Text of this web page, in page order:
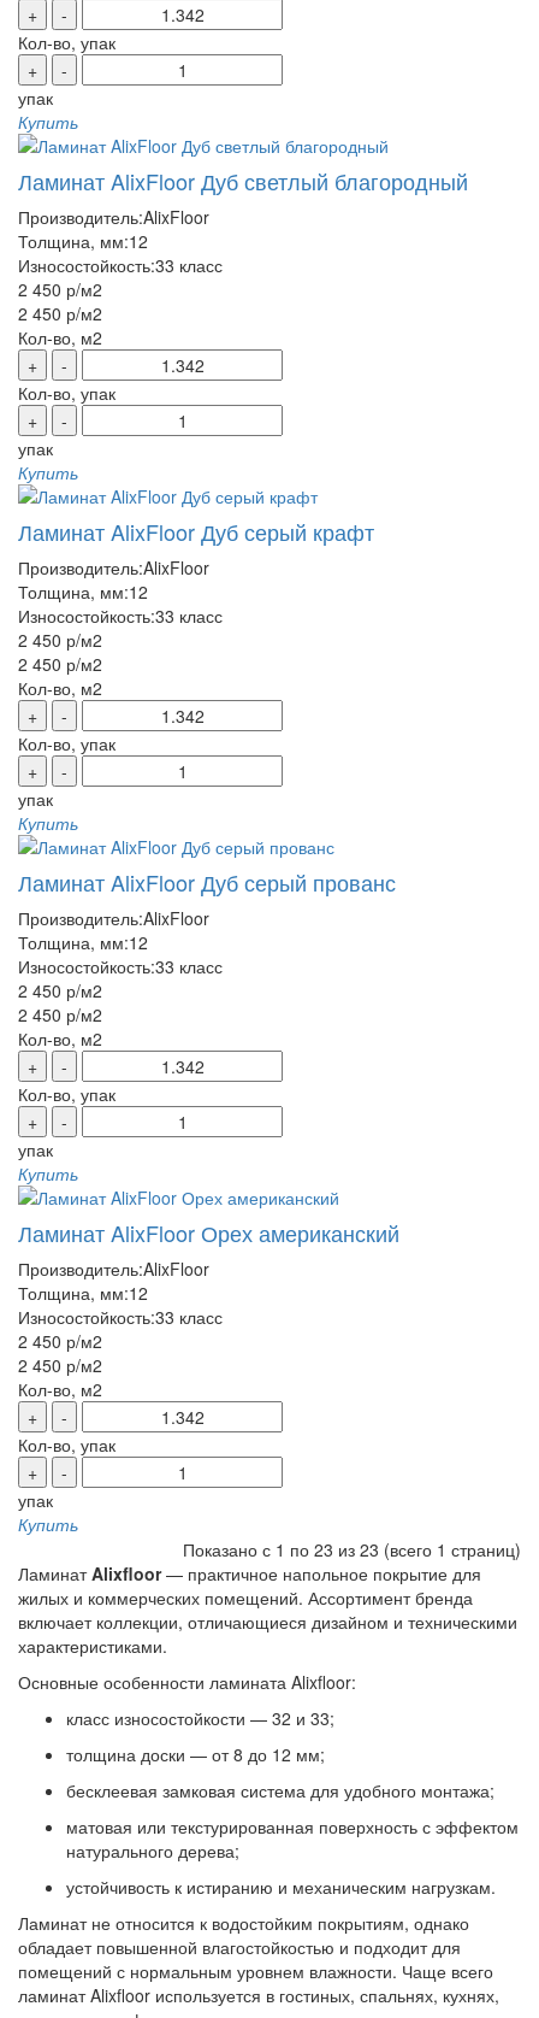
+
-
Кол-во, упак
+
-
упак
Купить
Ламинат AlixFloor Дуб светлый благородный
Производитель:AlixFloor
Толщина, мм:12
Износостойкость:33 класс
2 450 р/м2
2 450 р/м2
Кол-во, м2
+
-
Кол-во, упак
+
-
упак
Купить
Ламинат AlixFloor Дуб серый крафт
Производитель:AlixFloor
Толщина, мм:12
Износостойкость:33 класс
2 450 р/м2
2 450 р/м2
Кол-во, м2
+
-
Кол-во, упак
+
-
упак
Купить
Ламинат AlixFloor Дуб серый прованс
Производитель:AlixFloor
Толщина, мм:12
Износостойкость:33 класс
2 450 р/м2
2 450 р/м2
Кол-во, м2
+
-
Кол-во, упак
+
-
упак
Купить
Ламинат AlixFloor Орех американский
Производитель:AlixFloor
Толщина, мм:12
Износостойкость:33 класс
2 450 р/м2
2 450 р/м2
Кол-во, м2
+
-
Кол-во, упак
+
-
упак
Купить
Показано с 1 по 23 из 23 (всего 1 страниц)
ЛаминатAlixfloor— практичное напольное покрытие для
жилых и коммерческих помещений. Ассортимент бренда
включает коллекции, отличающиеся дизайном и техническими
характеристиками.
Основные особенности ламината Alixfloor:
класс износостойкости — 32 и 33;
толщина доски — от 8 до 12 мм;
бесклеевая замковая система для удобного монтажа;
матовая или текстурированная поверхность с эффектом
натурального дерева;
устойчивость к истиранию и механическим нагрузкам.
Ламинат не относится к водостойким покрытиям, однако
обладает повышенной влагостойкостью и подходит для
помещений с нормальным уровнем влажности. Чаще всего
ламинат Alixfloor используется в гостиных, спальнях, кухнях,